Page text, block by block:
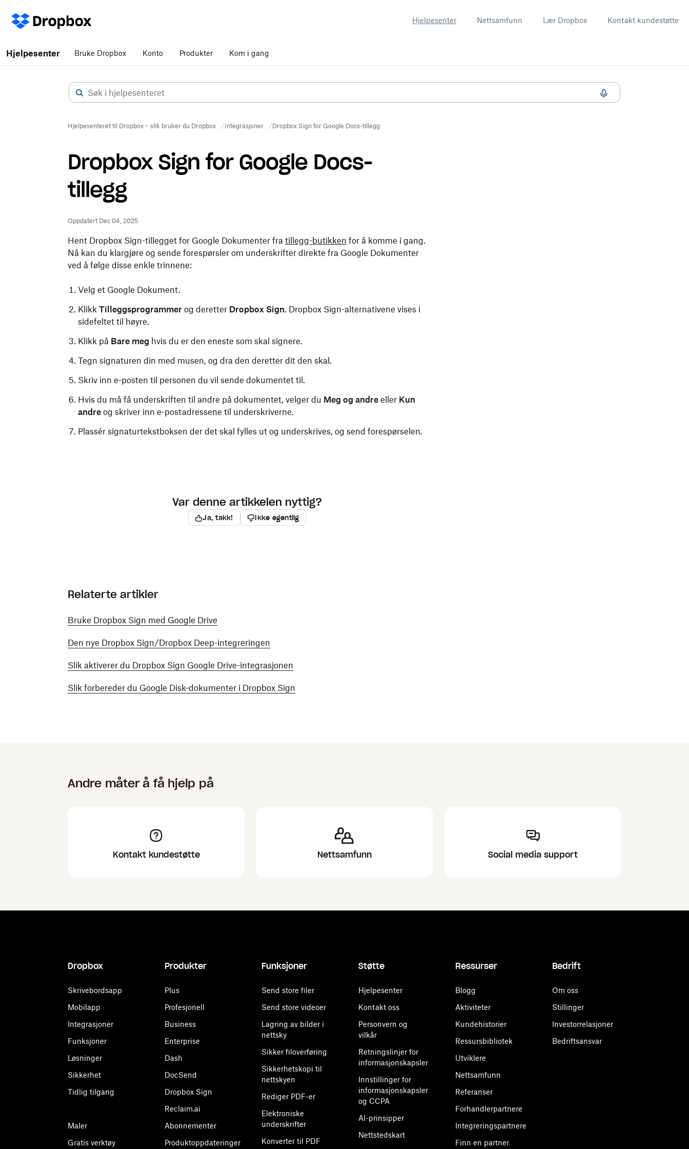
Hjelpesenter Nettsamfunn Lær Dropbox Kontakt kundestøtte
Hjelpesenter Bruke Dropbox Konto Produkter Kom i gang
Hjelpesenteret til Dropbox – slik bruker du Dropbox Integrasjoner Dropbox Sign for Google Docs-tillegg
Dropbox Sign for Google Docs-
tillegg
Oppdatert Dec 04, 2025
Hent Dropbox Sign-tillegget for Google Dokumenter fra tillegg-butikken for å komme i gang.
Nå kan du klargjøre og sende forespørsler om underskrifter direkte fra Google Dokumenter
ved å følge disse enkle trinnene:
Velg et Google Dokument.
Klikk Tilleggsprogrammer og deretter Dropbox Sign. Dropbox Sign-alternativene vises i
sidefeltet til høyre.
Klikk på Bare meg hvis du er den eneste som skal signere.
Tegn signaturen din med musen, og dra den deretter dit den skal.
Skriv inn e-posten til personen du vil sende dokumentet til.
Hvis du må få underskriften til andre på dokumentet, velger du Meg og andre eller Kun
andre og skriver inn e-postadressene til underskriverne.
Plassér signaturtekstboksen der det skal fylles ut og underskrives, og send forespørselen.
Var denne artikkelen nyttig?
Ja, takk! Ikke egentlig
Relaterte artikler
Bruke Dropbox Sign med Google Drive
Den nye Dropbox Sign/Dropbox Deep-integreringen
Slik aktiverer du Dropbox Sign Google Drive-integrasjonen
Slik forbereder du Google Disk-dokumenter i Dropbox Sign
Andre måter å få hjelp på
Kontakt kundestøtte Nettsamfunn Social media support
Dropbox
Skrivebordsapp
Mobilapp
Integrasjoner
Funksjoner
Løsninger
Sikkerhet
Tidlig tilgang
Maler
Gratis verktøy
Produkter
Plus
Profesjonell
Business
Enterprise
Dash
DocSend
Dropbox Sign
Reclaim.ai
Abonnementer
Produktoppdateringer
Funksjoner
Send store filer
Send store videoer
Lagring av bilder i
nettsky
Sikker filoverføring
Sikkerhetskopi til
nettskyen
Rediger PDF-er
Elektroniske
underskrifter
Konverter til PDF
Støtte
Hjelpesenter
Kontakt oss
Personvern og
vilkår
Retningslinjer for
informasjonskapsler
Innstillinger for
informasjonskapsler
og CCPA
AI-prinsipper
Nettstedskart
Ressurser
Blogg
Aktiviteter
Kundehistorier
Ressursbibliotek
Utviklere
Nettsamfunn
Referanser
Forhandlerpartnere
Integreringspartnere
Finn en partner
Bedrift
Om oss
Stillinger
Investorrelasjoner
Bedriftsansvar